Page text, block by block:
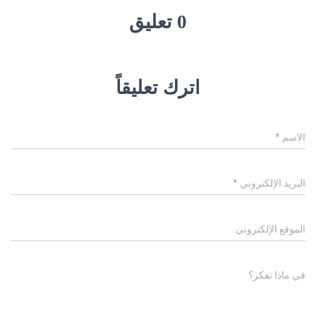
0 تعليق
اترك تعليقاً
الاسم *
البريد الإلكتروني *
الموقع الإلكتروني
في ماذا تفكر؟